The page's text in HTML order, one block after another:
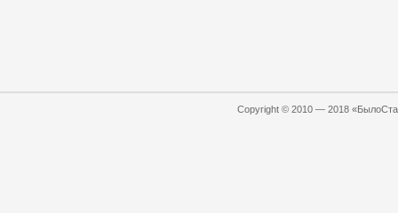
Copyright © 2010 — 2018